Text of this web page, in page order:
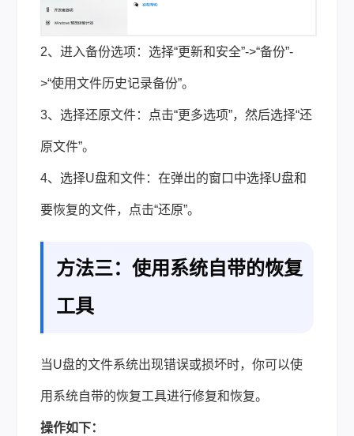
2、进入备份选项：选择“更新和安全”->“备份”-
>“使用文件历史记录备份”。
3、选择还原文件：点击“更多选项”，然后选择“还
原文件”。
4、选择U盘和文件：在弹出的窗口中选择U盘和
要恢复的文件，点击“还原”。
方法三：使用系统自带的恢复
工具
当U盘的文件系统出现错误或损坏时，你可以使
用系统自带的恢复工具进行修复和恢复。
操作如下：